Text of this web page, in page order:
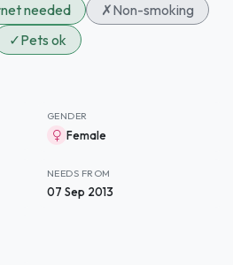
needed ✗Non-smoking
✓Pets ok
GENDER
Female
NEEDS FROM
07 Sep 2013